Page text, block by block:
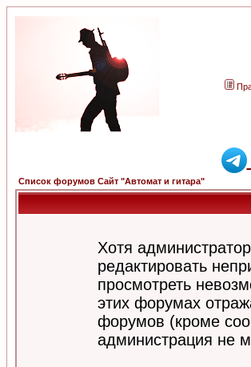
Список форумов Сайт "Автомат и гитара"
Хотя
редактировать
просмотреть
этих форумах
форумов (кроме
администрация не